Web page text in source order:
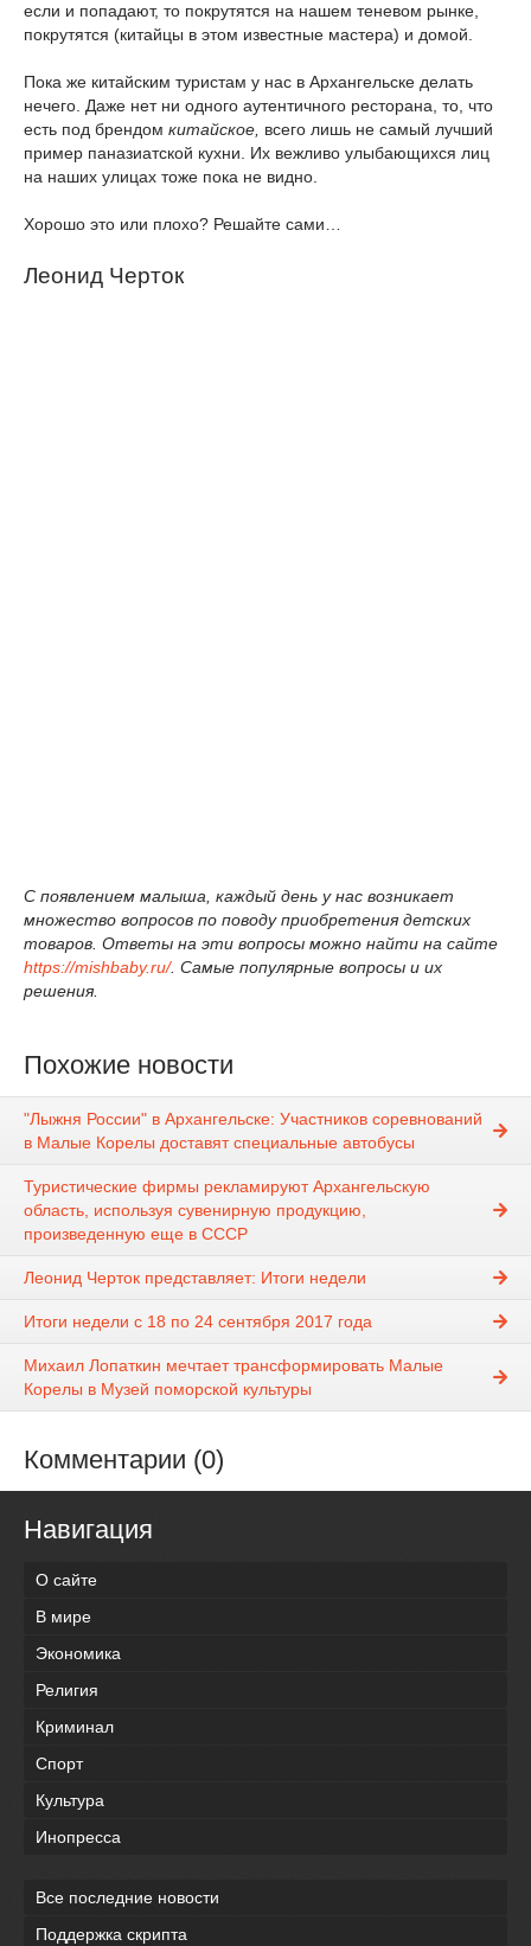
если и попадают, то покрутятся на нашем теневом рынке,
покрутятся (китайцы в этом известные мастера) и домой.
Пока же китайским туристам у нас в Архангельске делать
нечего. Даже нет ни одного аутентичного ресторана, то, что
есть под брендом китайское, всего лишь не самый лучший
пример паназиатской кухни. Их вежливо улыбающихся лиц
на наших улицах тоже пока не видно.
Хорошо это или плохо? Решайте сами…
Леонид Черток
С появлением малыша, каждый день у нас возникает
множество вопросов по поводу приобретения детских
товаров. Ответы на эти вопросы можно найти на сайте
https://mishbaby.ru/. Самые популярные вопросы и их
решения.
Похожие новости
"Лыжня России" в Архангельске: Участников соревнований
в Малые Корелы доставят специальные автобусы
Туристические фирмы рекламируют Архангельскую
область, используя сувенирную продукцию,
произведенную еще в СССР
Леонид Черток представляет: Итоги недели
Итоги недели с 18 по 24 сентября 2017 года
Михаил Лопаткин мечтает трансформировать Малые
Корелы в Музей поморской культуры
Комментарии (0)
Навигация
О сайте
В мире
Экономика
Религия
Криминал
Спорт
Культура
Инопресса
Все последние новости
Поддержка скрипта